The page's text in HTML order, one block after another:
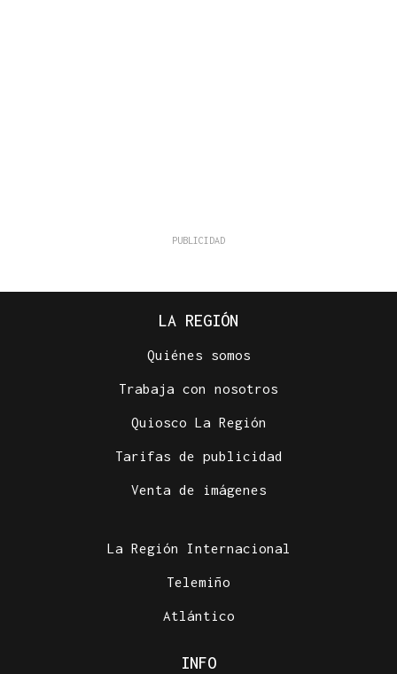
LA REGIÓN
Quiénes somos
Trabaja con nosotros
Quiosco La Región
Tarifas de publicidad
Venta de imágenes
La Región Internacional
Telemiño
Atlántico
INFO